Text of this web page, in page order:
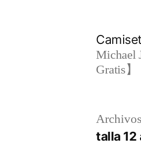
Michael
Gratis】
talla 12